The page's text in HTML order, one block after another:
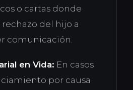
o cartas donde
del hijo a
comunicación.
en Vida: En casos
por causa